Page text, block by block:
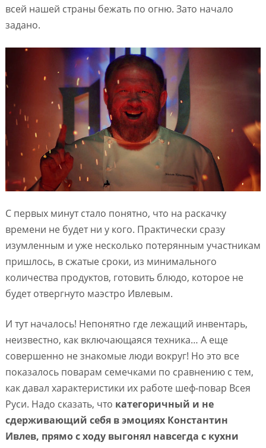
всей нашей страны бежать по огню. Зато начало
задано.
С первых минут стало понятно, что на раскачку
времени не будет ни у кого. Практически сразу
изумленным и уже несколько потерянным участникам
пришлось, в сжатые сроки, из минимального
количества продуктов, готовить блюдо, которое не
будет отвергнуто маэстро Ивлевым.
И тут началось! Непонятно где лежащий инвентарь,
неизвестно, как включающаяся техника… А еще
совершенно не знакомые люди вокруг! Но это все
показалось поварам семечками по сравнению с тем,
как давал характеристики их работе шеф-повар Всея
Руси. Надо сказать, что категоричный и не
сдерживающий себя в эмоциях Константин
Ивлев, прямо с ходу выгонял навсегда с кухни